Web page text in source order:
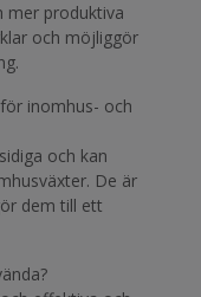
mer produktiva
och möjliggör
inomhus- och
och kan
De är
dem till ett